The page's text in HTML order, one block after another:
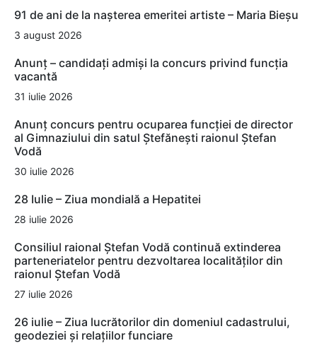
91 de ani de la nașterea emeritei artiste – Maria Bieșu
3 august 2026
Anunț – candidați admiși la concurs privind funcția
vacantă
31 iulie 2026
Anunț concurs pentru ocuparea funcției de director
al Gimnaziului din satul Ștefănești raionul Ștefan
Vodă
30 iulie 2026
28 Iulie – Ziua mondială a Hepatitei
28 iulie 2026
Consiliul raional Ștefan Vodă continuă extinderea
parteneriatelor pentru dezvoltarea localităților din
raionul Ștefan Vodă
27 iulie 2026
26 iulie – Ziua lucrătorilor din domeniul cadastrului,
geodeziei și relațiilor funciare